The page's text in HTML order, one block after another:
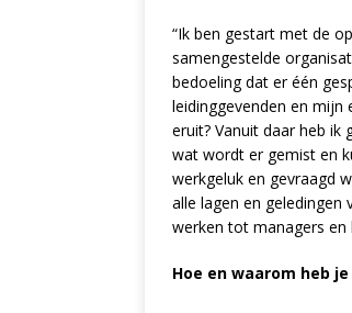
“Ik ben gestart met de
samengestelde
bedoeling dat er één
leidinggevenden en mijn
eruit? Vanuit daar heb
wat wordt er gemist en
werkgeluk en gevraagd
alle lagen en geledingen
werken tot managers en
Hoe en waarom heb